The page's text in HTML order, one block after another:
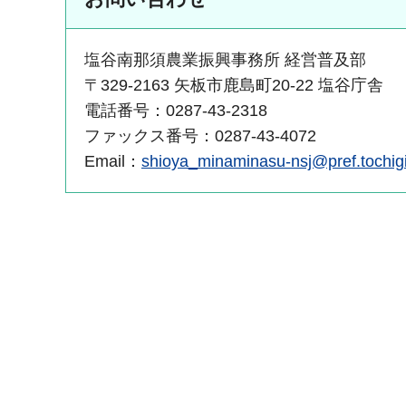
塩谷南那須農業振興事務所 経営普及部
〒329-2163 矢板市鹿島町20-22 塩谷庁舎
電話番号：0287-43-2318
ファックス番号：0287-43-4072
Email： shioya_minaminasu-